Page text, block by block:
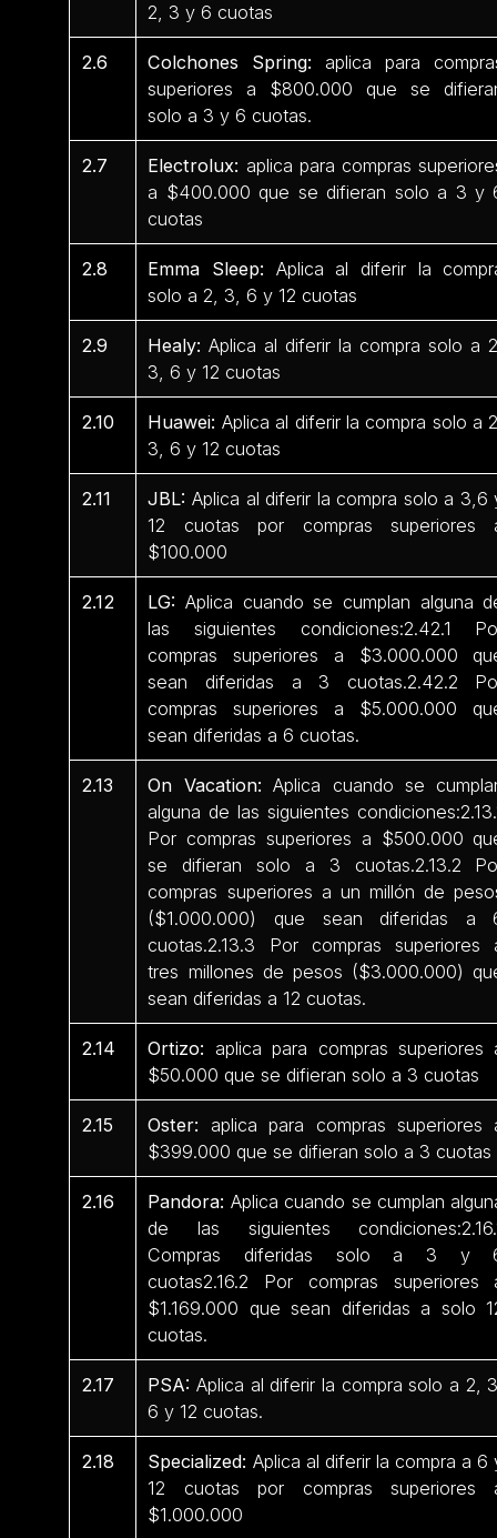
2, 3 y 6 cuotas
2.6 Colchones Spring: aplica para
superiores a $800.000 que se
solo a 3 y 6 cuotas.
2.7 Electrolux: aplica para compras
a $400.000 que se difieran solo a 3 y
cuotas
2.8 Emma Sleep: Aplica al diferir la
solo a 2, 3, 6 y 12 cuotas
2.9 Healy: Aplica al diferir la compra solo a
3, 6 y 12 cuotas
2.10 Huawei: Aplica al diferir la compra solo a
3, 6 y 12 cuotas
2.11 JBL: Aplica al diferir la compra solo a 3,6
12 cuotas por compras superiores
$100.000
2.12 LG: Aplica cuando se cumplan alguna
las siguientes condiciones:2.42.1
compras superiores a $3.000.000
sean diferidas a 3 cuotas.2.42.2
compras superiores a $5.000.000
sean diferidas a 6 cuotas.
2.13 On Vacation:Aplica cuando se
alguna de las siguientes
Por compras superiores a $500.000
se difieran solo a 3 cuotas.2.13.2
compras superiores a un millón de
($1.000.000) que sean diferidas a
cuotas.2.13.3 Por compras superiores
tres millones de pesos ($3.000.000)
sean diferidas a 12 cuotas.
2.14 Ortizo: aplica para compras superiores
$50.000 que se difieran solo a 3 cuotas
2.15 Oster: aplica para compras superiores
$399.000 que se difieran solo a 3 cuotas
2.16 Pandora: Aplica cuando se cumplan
de las siguientes
Compras diferidas solo a 3 y
cuotas2.16.2 Por compras superiores
$1.169.000 que sean diferidas a solo
cuotas.
2.17 PSA: Aplica al diferir la compra solo a 2,
6 y 12 cuotas.
2.18 Specialized: Aplica al diferir la compra a 6
12 cuotas por compras superiores
$1.000.000